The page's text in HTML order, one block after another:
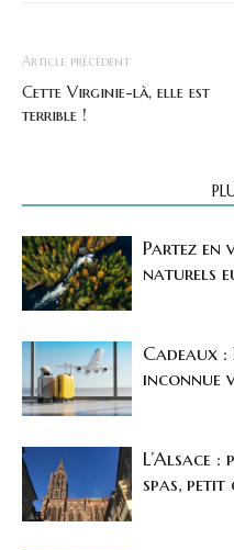
Article précédent
Cette Virginie-là, elle est
terrible !
Partez en
naturels
Cadeaux :
inconnue
L’Alsace :
spas,